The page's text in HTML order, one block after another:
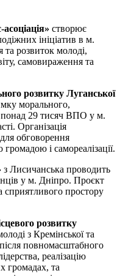
створює
ініціатив в м.
та розвиток молоді,
самовираження та
розвитку Луганської
морального,
понад 29 тисяч ВПО у м.
Організація
обговорення
і самореалізації.
з Лисичанська проводить
у м. Дніпро. Проєкт
сприятливого простору
розвитку
з Кремінської та
повномасштабного
реалізацію
громадах, та